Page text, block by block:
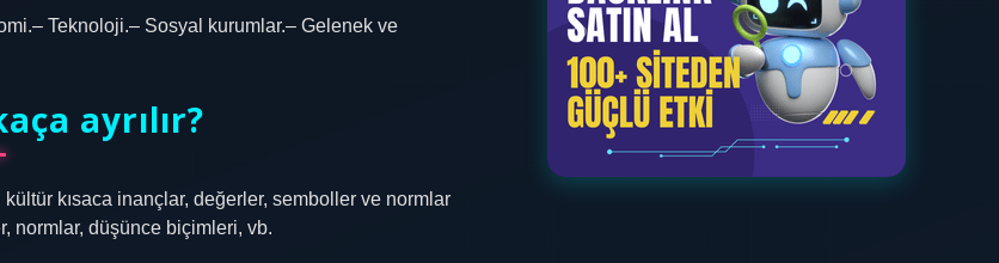
Teknoloji.– Sosyal kurumlar.– Gelenek ve
ayrılır?
kısaca inançlar, değerler, semboller ve normlar
normlar, düşünce biçimleri, vb.